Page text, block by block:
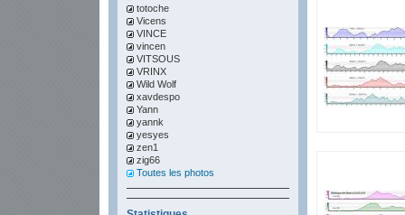
totoche
Vicens
VINCE
vincen
VITSOUS
VRINX
Wild Wolf
xavdespo
Yann
yannk
yesyes
zen1
zig66
Toutes les photos